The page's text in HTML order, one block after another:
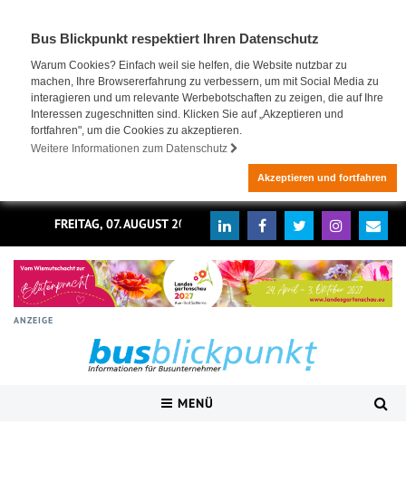
Bus Blickpunkt respektiert Ihren Datenschutz
Warum Cookies? Einfach weil sie helfen, die Website nutzbar zu
machen, Ihre Browsererfahrung zu verbessern, um mit Social Media zu
interagieren und um relevante Werbebotschaften zu zeigen, die auf Ihre
Interessen zugeschnitten sind. Klicken Sie auf „Akzeptieren und
fortfahren", um die Cookies zu akzeptieren.
Weitere Informationen zum Datenschutz
Akzeptieren und fortfahren
FREITAG, 07. AUGUST 2026
ANZEIGE
MENÜ